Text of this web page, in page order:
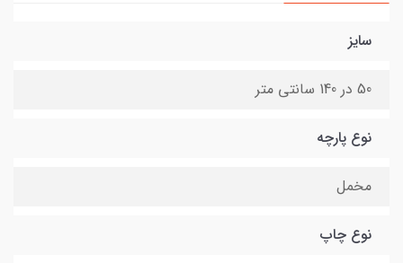
سایز
50 در 140 سانتی متر
نوع پارچه
مخمل
نوع چاپ